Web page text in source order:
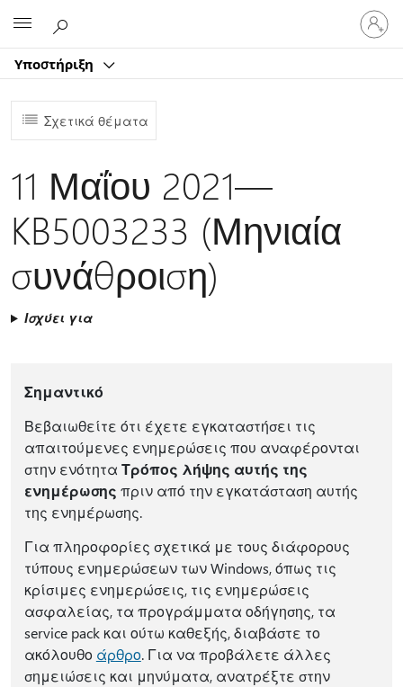
Υποστήριξη
Είσοδος
στον
Σχετικά θέματα
11 Μαΐου 2021—
KB5003233 (Μηνιαία
συνάθροιση)
Ισχύει για
Σημαντικό
Βεβαιωθείτε ότι έχετε εγκαταστήσει τις
απαιτούμενες ενημερώσεις που αναφέρονται
στην ενότητα Τρόπος λήψης αυτής της
ενημέρωσης πριν από την εγκατάσταση αυτής
της ενημέρωσης.
Για πληροφορίες σχετικά με τους διάφορους
τύπους ενημερώσεων των Windows, όπως τις
κρίσιμες ενημερώσεις, τις ενημερώσεις
ασφαλείας, τα προγράμματα οδήγησης, τα
service pack και ούτω καθεξής, διαβάστε το
ακόλουθο άρθρο. Για να προβάλετε άλλες
σημειώσεις και μηνύματα, ανατρέξτε στην